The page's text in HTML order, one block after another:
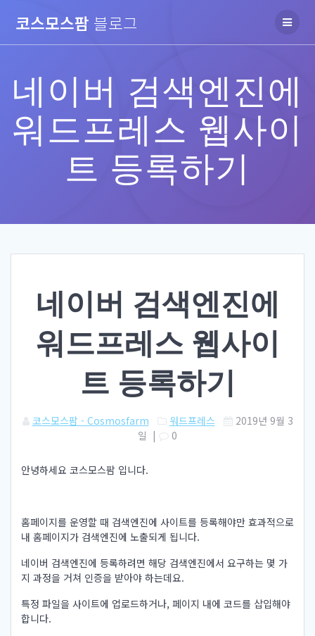
코스모스팜 블로그
네이버 검색엔진에
워드프레스 웹사이
트 등록하기
네이버 검색엔진에
워드프레스 웹사이
트 등록하기
코스모스팜 - Cosmosfarm 워드프레스
2019년 9월 3
일 | 0
안녕하세요 코스모스팜 입니다.
홈페이지를 운영할 때 검색엔진에 사이트를 등록해야만 효과적으로
내 홈페이지가 검색엔진에 노출되게 됩니다.
네이버 검색엔진에 등록하려면 해당 검색엔진에서 요구하는 몇 가
지 과정을 거쳐 인증을 받아야 하는데요.
특정 파일을 사이트에 업로드하거나, 페이지 내에 코드를 삽입해야
합니다.